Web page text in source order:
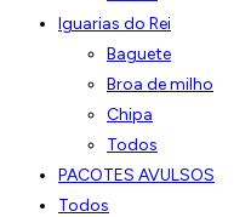
Iguarias do Rei
Baguete
Broa de milho
Chipa
Todos
PACOTES AVULSOS
Todos